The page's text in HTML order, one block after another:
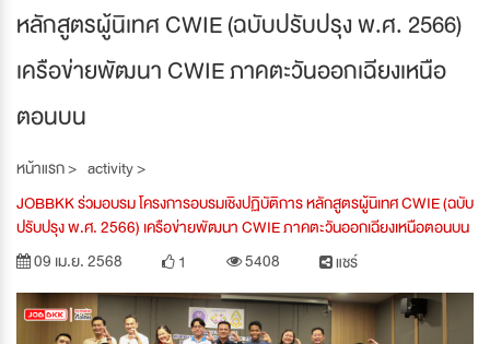
หลักสูตรผู้นิเทศ CWIE (ฉบับปรับปรุง พ.ศ. 2566)
เครือข่ายพัฒนา CWIE ภาคตะวันออกเฉียงเหนือ
ตอนบน
หน้าแรก > activity >
JOBBKK ร่วมอบรม โครงการอบรมเชิงปฏิบัติการ หลักสูตรผู้นิเทศ CWIE (ฉบับ
ปรับปรุง พ.ศ. 2566) เครือข่ายพัฒนา CWIE ภาคตะวันออกเฉียงเหนือตอนบน
09 เม.ย. 2568
1 5408 แชร์